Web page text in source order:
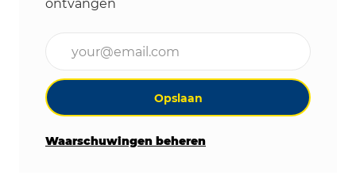
ontvangen
Opslaan
Waarschuwingen beheren